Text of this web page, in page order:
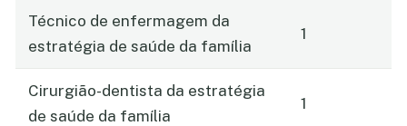
Técnico de enfermagem da
estratégia de saúde da família
1
Cirurgião-dentista da estratégia
de saúde da família
1